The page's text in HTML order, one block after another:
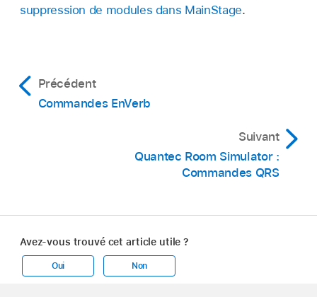
suppression de modules dans MainStage.
Précédent
Commandes EnVerb
Suivant
Quantec Room Simulator :
Commandes QRS
Avez-vous trouvé cet article utile ?
Oui Non